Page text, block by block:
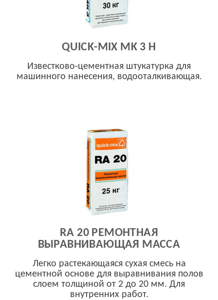
QUICK-MIX MK 3 H
Известково-цементная штукатурка для
машинного нанесения, водооталкивающая.
RA 20 РЕМОНТНАЯ
ВЫРАВНИВАЮЩАЯ МАССА
Легко растекающаяся сухая смесь на
цементной основе для выравнивания полов
слоем толщиной от 2 до 20 мм. Для
внутренних работ.